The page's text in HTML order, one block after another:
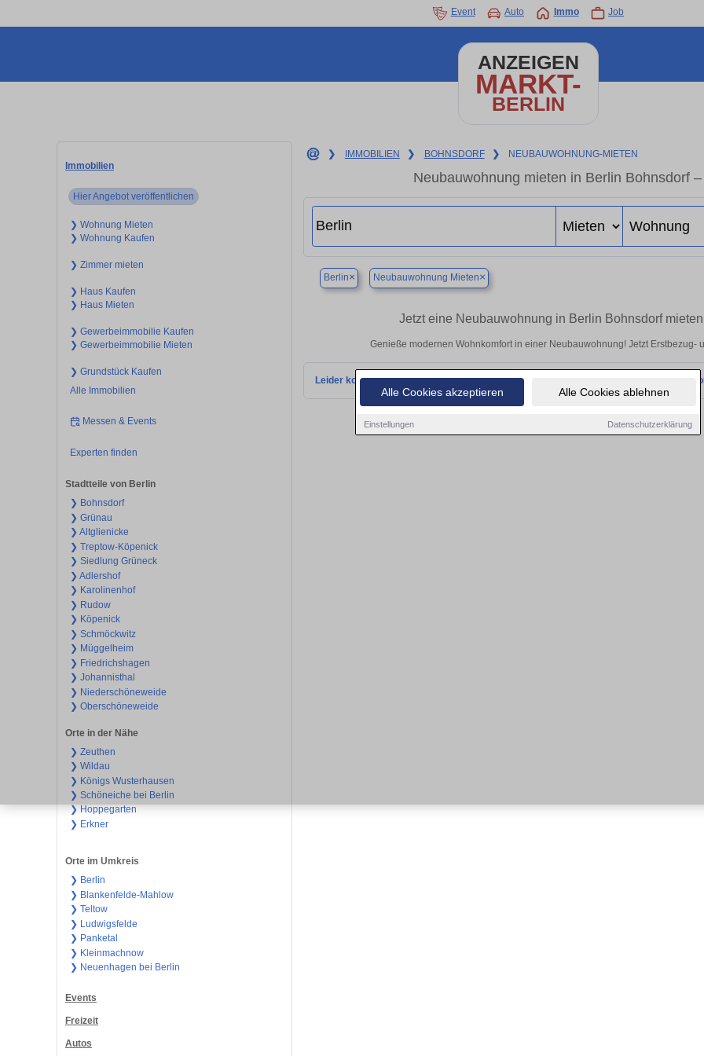
Alle Cookies akzeptieren Alle Cookies ablehnen
Einstellungen Datenschutzerklärung
Event Auto Immo Job
ANZEIGEN
MARKT-
BERLIN
Immobilien
Hier Angebot veröffentlichen
❯ Wohnung Mieten
❯ Wohnung Kaufen
❯ Zimmer mieten
❯ Haus Kaufen
❯ Haus Mieten
❯ Gewerbeimmobilie Kaufen
❯ Gewerbeimmobilie Mieten
❯ Grundstück Kaufen
Alle Immobilien
Messen & Events
Experten finden
Stadtteile von Berlin
❯ Bohnsdorf
❯ Grünau
❯ Altglienicke
❯ Treptow-Köpenick
❯ Siedlung Grüneck
❯ Adlershof
❯ Karolinenhof
❯ Rudow
❯ Köpenick
❯ Schmöckwitz
❯ Müggelheim
❯ Friedrichshagen
❯ Johannisthal
❯ Niederschöneweide
❯ Oberschöneweide
Orte in der Nähe
❯ Zeuthen
❯ Wildau
❯ Königs Wusterhausen
❯ Schöneiche bei Berlin
❯ Hoppegarten
❯ Erkner
Orte im Umkreis
❯ Berlin
❯ Blankenfelde-Mahlow
❯ Teltow
❯ Ludwigsfelde
❯ Panketal
❯ Kleinmachnow
❯ Neuenhagen bei Berlin
Events
Freizeit
Autos
❯ IMMOBILIEN ❯ BOHNSDORF ❯ NEUBAUWOHNUNG-MIETEN
Neubauwohnung mieten in Berlin Bohnsdorf
Berlin× Neubauwohnung Mieten×
Jetzt eine Neubauwohnung in Berlin Bohnsdorf
Genieße modernen Wohnkomfort in einer Neubauwohnung! Jetzt Erstbezug-
Leider konnten wir derzeit keine passenden Objekte finden. Schauen Sie bald wieder